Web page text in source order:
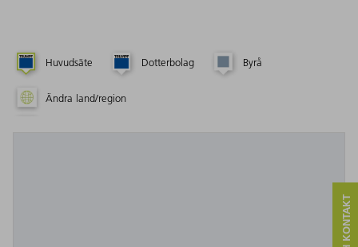
Huvudsäte Dotterbolag Byrå
Ändra land/region